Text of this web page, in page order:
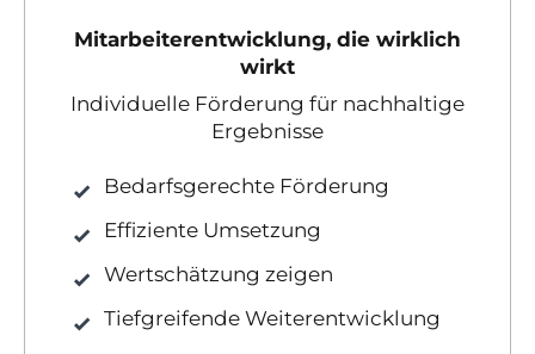
Mitarbeiterentwicklung, die wirklich
wirkt
Individuelle Förderung für nachhaltige
Ergebnisse
Bedarfsgerechte Förderung
Effiziente Umsetzung
Wertschätzung zeigen
Tiefgreifende Weiterentwicklung